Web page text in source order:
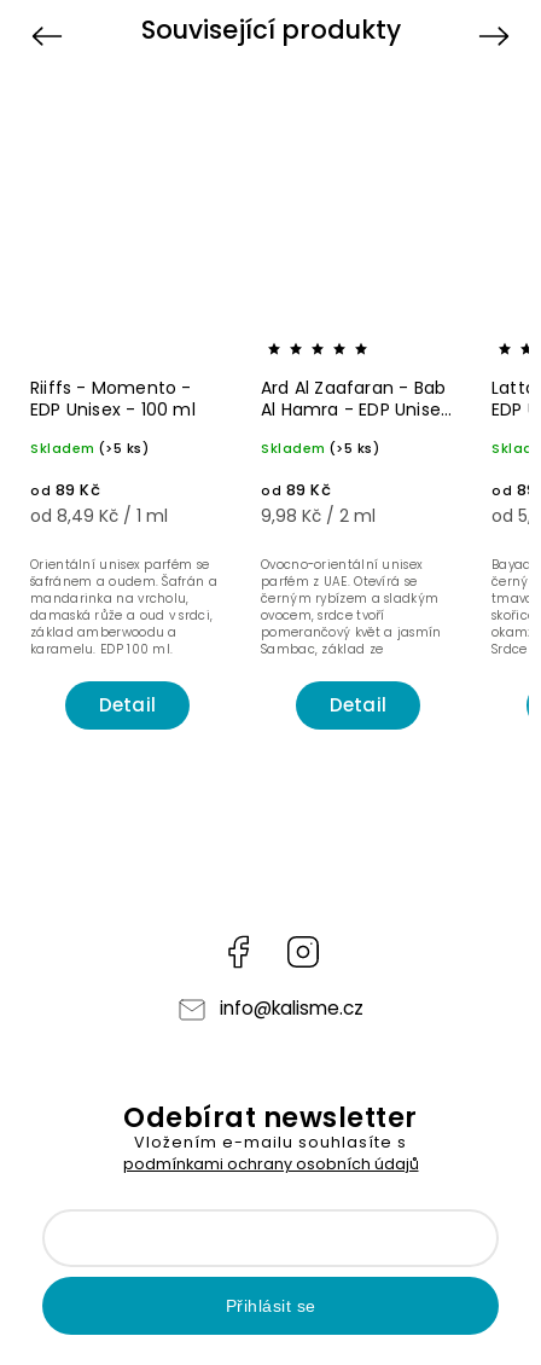
Související produkty
Previous
Riiffs - Momento -
EDP Unisex - 100 ml
Skladem (>5 ks)
od 89 Kč
od 8,49 Kč / 1 ml
Detail
Orientální unisex parfém se
šafránem a oudem. Šafrán a
mandarinka na vrcholu,
damaská růže a oud v srdci,
základ amberwoodu a
karamelu. EDP 100 ml.
Ard Al Zaafaran - Bab
Al Hamra - EDP Unisex
Skladem (>5 ks)
od 89 Kč
9,98 Kč / 2 ml
Detail
Ovocno-orientální unisex
parfém z UAE. Otevírá se
černým rybízem a sladkým
ovocem, srdce tvoří
pomerančový květ a jasmín
Sambac, základ ze
vanilky.
EDP
od 89
od
černý
Srdce
Next
Facebook
info@kalisme.cz
Odebírat newsletter
Vložením e-mailu souhlasíte s
podmínkami ochrany osobních údajů
Přihlásit se